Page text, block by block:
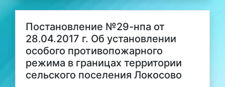
Постановление №29-нпа от
28.04.2017 г. Об установлении
особого противопожарного
режима в границах территории
сельского поселения Локосово